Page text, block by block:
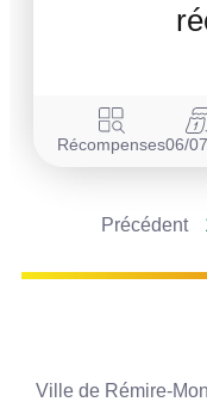
Récompenses06/
Précédent
Ville de Rémire-